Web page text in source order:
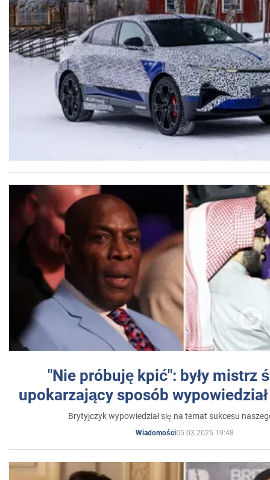
"Nie próbuję kpić": były mistrz
upokarzający sposób
Brytyjczyk wypowiedział się na temat sukcesu
Wiadomości05.03.2025 19:48